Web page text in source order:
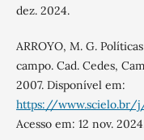
dez. 2024.
ARROYO, M. G.
campo. Cad. Cedes,
2007. Disponível em:
https://www.scielo.br/
Acesso em: 12 nov.